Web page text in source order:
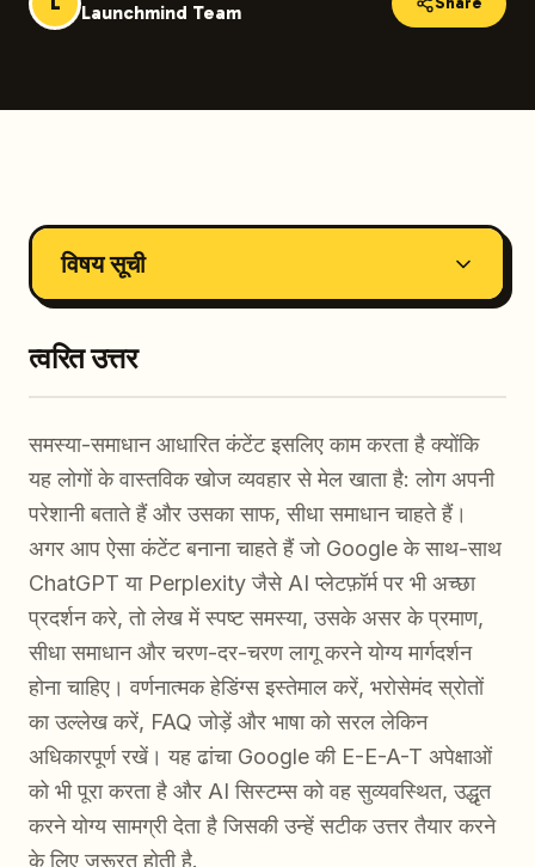
Launchmind Team
विषय सूची
त्वरित उत्तर
समस्या-समाधान आधारित कंटेंट इसलिए काम करता है क्योंकि
यह लोगों के वास्तविक खोज व्यवहार से मेल खाता है: लोग अपनी
परेशानी बताते हैं और उसका साफ, सीधा समाधान चाहते हैं।
अगर आप ऐसा कंटेंट बनाना चाहते हैं जो Google के साथ-साथ
ChatGPT या Perplexity जैसे AI प्लेटफ़ॉर्म पर भी अच्छा
प्रदर्शन करे, तो लेख में स्पष्ट समस्या, उसके असर के प्रमाण,
सीधा समाधान और चरण-दर-चरण लागू करने योग्य मार्गदर्शन
होना चाहिए। वर्णनात्मक हेडिंग्स इस्तेमाल करें, भरोसेमंद स्रोतों
का उल्लेख करें, FAQ जोड़ें और भाषा को सरल लेकिन
अधिकारपूर्ण रखें। यह ढांचा Google की E-E-A-T अपेक्षाओं
को भी पूरा करता है और AI सिस्टम्स को वह सुव्यवस्थित, उद्धृत
करने योग्य सामग्री देता है जिसकी उन्हें सटीक उत्तर तैयार करने
के लिए ज़रूरत होती है.